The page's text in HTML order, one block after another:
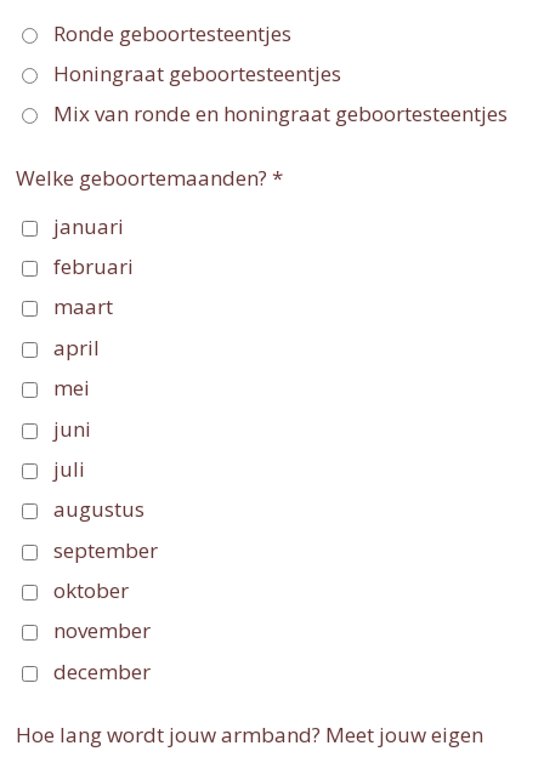
Ronde geboortesteentjes
Honingraat geboortesteentjes
Mix van ronde en honingraat geboortesteentjes
Welke geboortemaanden? *
januari
februari
maart
april
mei
juni
juli
augustus
september
oktober
november
december
Hoe lang wordt jouw armband? Meet jouw eigen